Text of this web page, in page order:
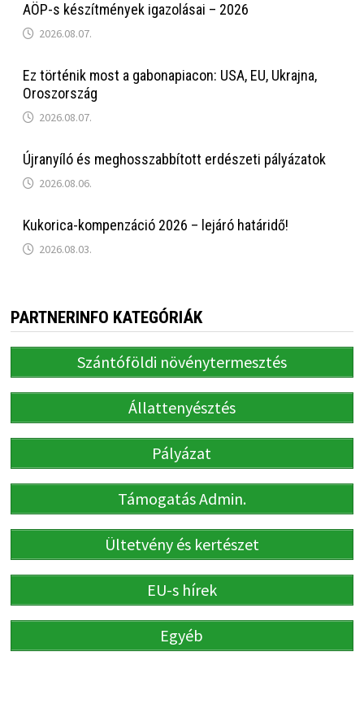
AÖP-s készítmények igazolásai – 2026
2026.08.07.
Ez történik most a gabonapiacon: USA, EU, Ukrajna,
Oroszország
2026.08.07.
Újranyíló és meghosszabbított erdészeti pályázatok
2026.08.06.
Kukorica-kompenzáció 2026 – lejáró határidő!
2026.08.03.
PARTNERINFO KATEGÓRIÁK
Szántóföldi növénytermesztés
Állattenyésztés
Pályázat
Támogatás Admin.
Ültetvény és kertészet
EU-s hírek
Egyéb